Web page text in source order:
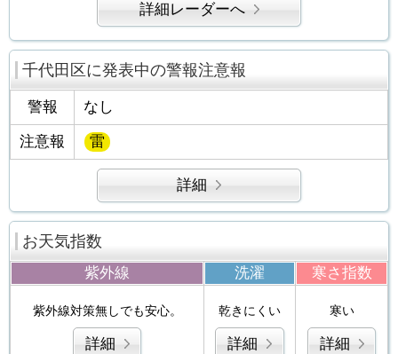
詳細レーダーへ
千代田区に発表中の警報注意報
警報 なし
注意報 雷
詳細
お天気指数
紫外線 洗濯 寒さ指数
紫外線対策無しでも安心。
詳細
乾きにくい
詳細
寒い
詳細